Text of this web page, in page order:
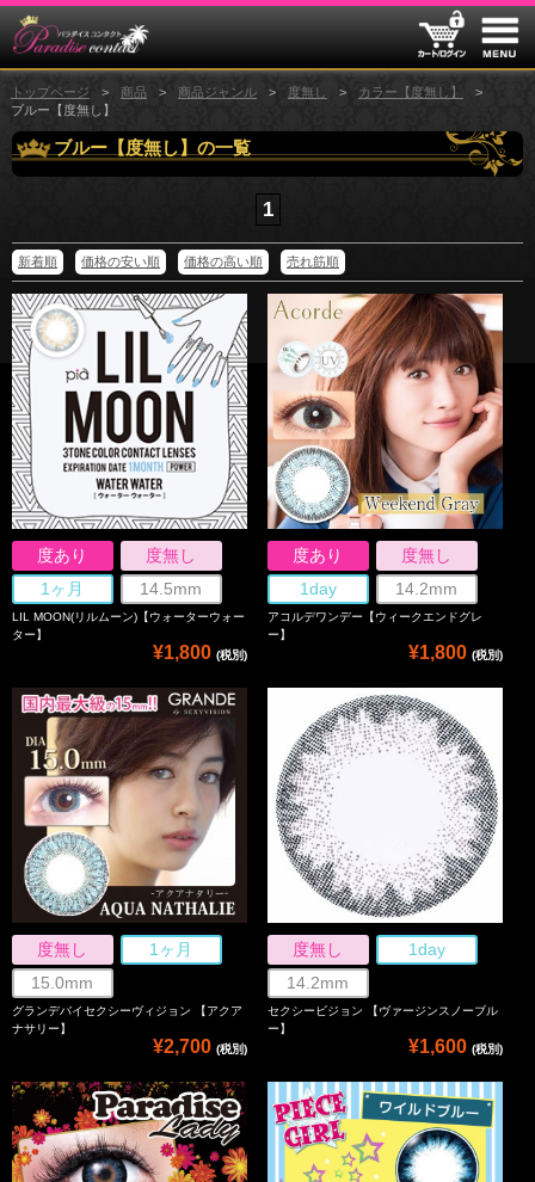
トップページ 商品 商品ジャンル 度無し
カラー【度無し】
ブルー【度無し】
ブルー【度無し】の一覧
1
新着順 価格の安い順 価格の高い順 売れ筋順
度あり
度無し
1ヶ月
14.5mm
LIL MOON(リルムーン)【ウォーターウォー
ター】
¥1,800 (税別)
度あり
度無し
1day
14.2mm
アコルデワンデー【ウィークエンドグレ
ー】
¥1,800 (税別)
度無し
1ヶ月
15.0mm
グランデバイセクシーヴィジョン 【アクア
ナサリー】
¥2,700 (税別)
度無し
1day
14.2mm
セクシービジョン 【ヴァージンスノーブル
ー】
¥1,600 (税別)